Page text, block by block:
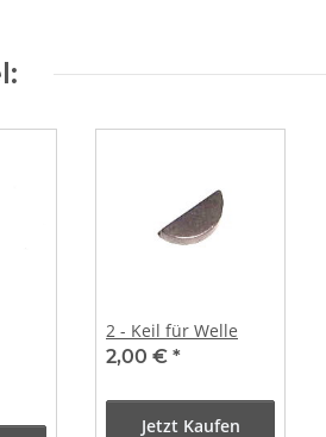
2 - Keil für Welle
2,00 € *
Jetzt Kaufen